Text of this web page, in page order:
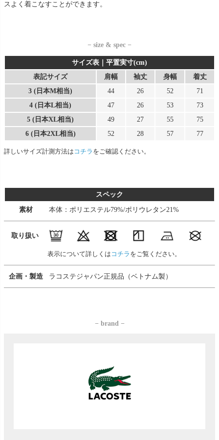
スよく着こなすことができます。
− size & spec −
サイズ表｜平置実寸(cm)
表記サイズ
肩幅 袖丈 身幅
着丈
3 (日本M相当)
44 26 52
71
4 (日本L相当)
47 26 53
73
5 (日本XL相当)
49 27 55
75
6 (日本2XL相当)
52 28 57 77
詳しいサイズ計測方法は コチラ をご確認ください。
スペック
素材 本体：ポリエステル79%/ポリウレタン21%
取り扱い
表示について詳しくは コチラ をご覧ください。
企画・製造 ラコステジャパン正規品（ベトナム製）
− brand −